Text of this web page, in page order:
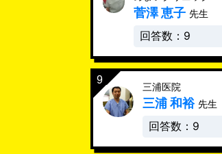
菅澤 恵子 先生
回答数：9
三浦医院
三浦 和裕 先生
回答数：9